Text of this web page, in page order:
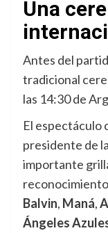
Una
Antes del
tradicional
las 14:30 de
El espectáculo
presidente de
importante
Balvin, Maná,
Ángeles